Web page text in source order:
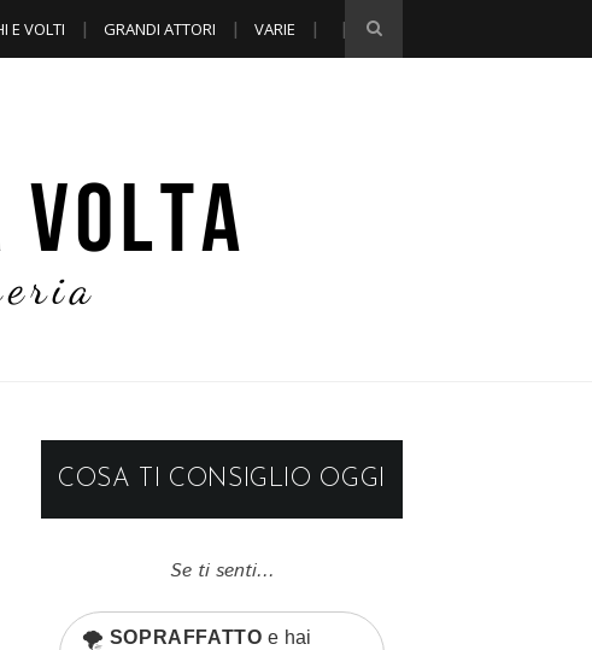
E VOLTI GRANDI ATTORI VARIE
COSA TI CONSIGLIO OGGI
Se ti senti...
🌪️ SOPRAFFATTO e hai